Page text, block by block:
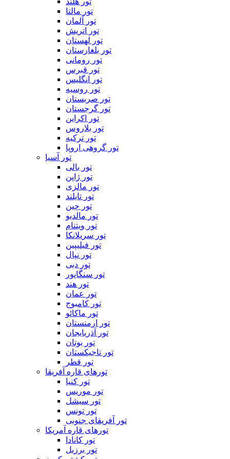
تور مالتا
تور آلمان
تور اتریش
تور لهستان
تور بلغارستان
تور رومانی
تور قبرس
تور انگلیس
تور روسیه
تور صربستان
تور گرجستان
تور اکراین
تور بلاروس
تور ترکیه
تور گروهی اروپا
تور آسیا
تور بالی
تور ژاپن
تور مالزی
تور تایلند
تور چین
تور مالدیو
تور ویتنام
تور سریلانکا
تور فیلیپین
تور نپال
تور دبی
تور سنگاپور
تور هند
تور عمان
تور کامبوج
تور ماکائو
تور ارمنستان
تور آذربایجان
تور بوتان
تور تاجیکستان
تور قطر
تورهای قاره آفریقا
تور کنیا
تور موریس
تور سیشل
تور تونس
تور آفریقای جنوبی
تورهای قاره آمریکا
تور کانادا
تور برزیل